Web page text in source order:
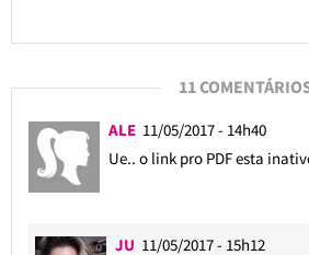
11
ALE 11/05/2017 - 14h40
Ue.. o link pro PDF esta
JU 11/05/2017 - 15h12